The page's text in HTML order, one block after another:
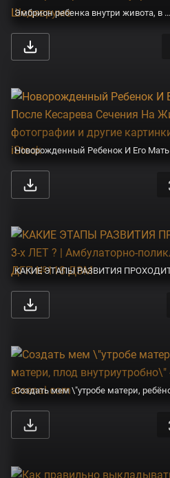
Эмбрион ребенка внутри живота, в